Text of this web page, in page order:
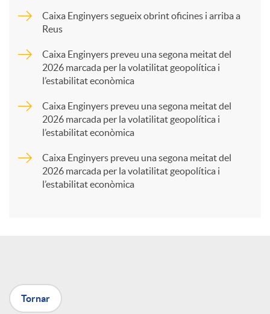
p
a
X
Caixa Enginyers segueix obrint oficines i arriba a
Reus
Caixa Enginyers preveu una segona meitat del
2026 marcada per la volatilitat geopolítica i
l’estabilitat econòmica
Caixa Enginyers preveu una segona meitat del
2026 marcada per la volatilitat geopolítica i
l’estabilitat econòmica
Caixa Enginyers preveu una segona meitat del
2026 marcada per la volatilitat geopolítica i
l’estabilitat econòmica
Tornar